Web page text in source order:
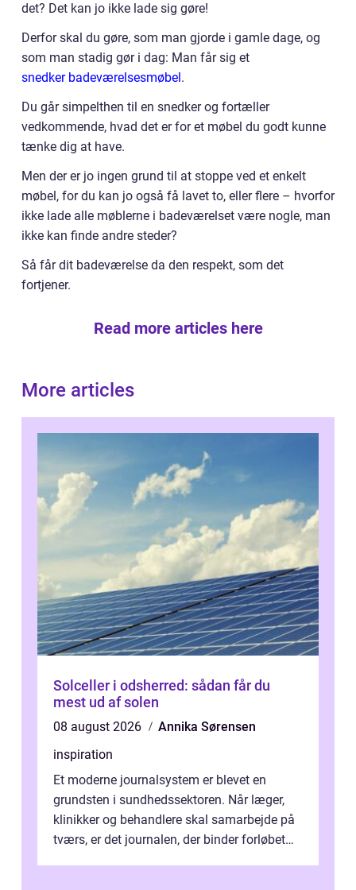
det? Det kan jo ikke lade sig gøre!
Derfor skal du gøre, som man gjorde i gamle dage, og
som man stadig gør i dag: Man får sig et
snedker badeværelsesmøbel .
Du går simpelthen til en snedker og fortæller
vedkommende, hvad det er for et møbel du godt kunne
tænke dig at have.
Men der er jo ingen grund til at stoppe ved et enkelt
møbel, for du kan jo også få lavet to, eller flere – hvorfor
ikke lade alle møblerne i badeværelset være nogle, man
ikke kan finde andre steder?
Så får dit badeværelse da den respekt, som det
fortjener.
Read more articles here
More articles
Solceller i odsherred: sådan får du
mest ud af solen
08 august 2026
Annika Sørensen
inspiration
Et moderne journalsystem er blevet en
grundsten i sundhedssektoren. Når læger,
klinikker og behandlere skal samarbejde på
tværs, er det journalen, der binder forløbet